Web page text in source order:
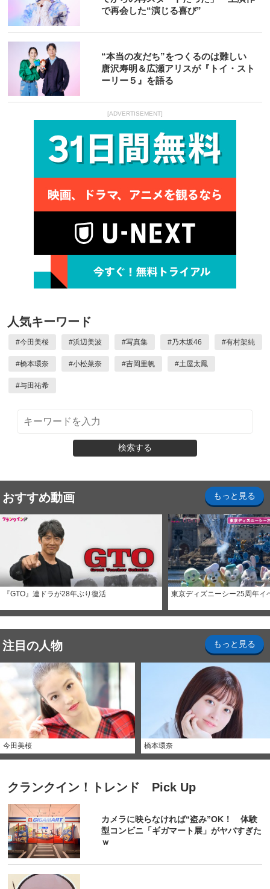
で再会した“演じる喜び”
“本当の友だち”をつくるのは難しい
唐沢寿明＆広瀬アリスが『トイ・スト
ーリー５』を語る
[ADVERTISEMENT]
人気キーワード
#今田美桜 #浜辺美波 #写真集 #乃木坂46 #有村架純
#橋本環奈 #小松菜奈 #吉岡里帆 #土屋太鳳
#与田祐希
検索する
おすすめ動画 もっと見る
『GTO』連ドラが28年ぶり復活 東京ディズニーシー25周年イ
注目の人物 もっと見る
今田美桜 橋本環奈
クランクイン！トレンド Pick Up
カメラに映らなければ“盗み”OK！ 体験
型コンビニ「ギガマート展」がヤバすぎた
ｗ